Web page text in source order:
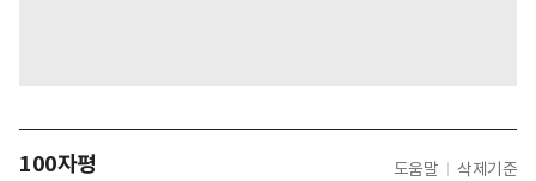
100자평 도움말 삭제기준